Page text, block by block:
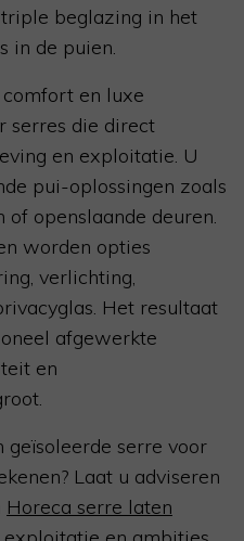
beglazing in het
in de puien.
en luxe
serres die direct
en exploitatie. U
pui-oplossingen zoals
openslaande deuren.
worden opties
verlichting,
Het resultaat
afgewerkte
en
serre voor
Laat u adviseren
Horeca serre laten